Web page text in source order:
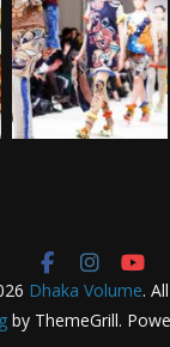
Dhaka Volume.
by ThemeGrill.